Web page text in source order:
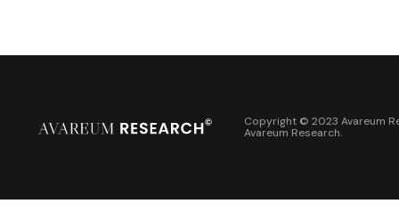
Copyright © 2023 Avareum
Avareum Research.